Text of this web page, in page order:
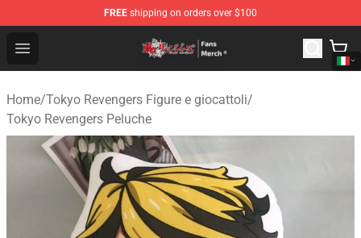
FREE shipping on orders over $100
Open menu
Tokyo Revengers Store - Official Tokyo Revengers
Home/Tokyo Revengers Figure e giocattoli/
Tokyo Revengers Peluche